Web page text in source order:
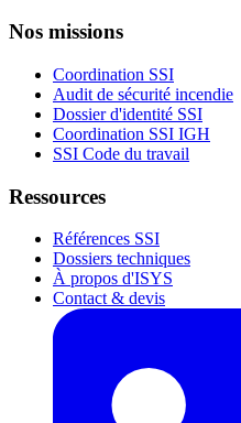
Nos missions
Coordination SSI
Audit de sécurité incendie
Dossier d'identité SSI
Coordination SSI IGH
SSI Code du travail
Ressources
Références SSI
Dossiers techniques
À propos d'ISYS
Contact & devis